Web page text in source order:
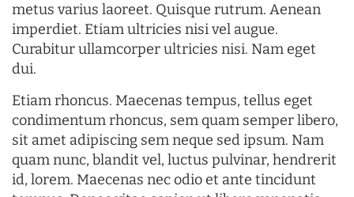
metus varius laoreet. Quisque rutrum. Aenean
imperdiet. Etiam ultricies nisi vel augue.
Curabitur ullamcorper ultricies nisi. Nam eget
dui.
Etiam rhoncus. Maecenas tempus, tellus eget
condimentum rhoncus, sem quam semper libero,
sit amet adipiscing sem neque sed ipsum. Nam
quam nunc, blandit vel, luctus pulvinar, hendrerit
id, lorem. Maecenas nec odio et ante tincidunt